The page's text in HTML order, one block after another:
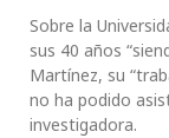
Sobre la
sus 40 años
Martínez, su
no ha podido
investigadora.